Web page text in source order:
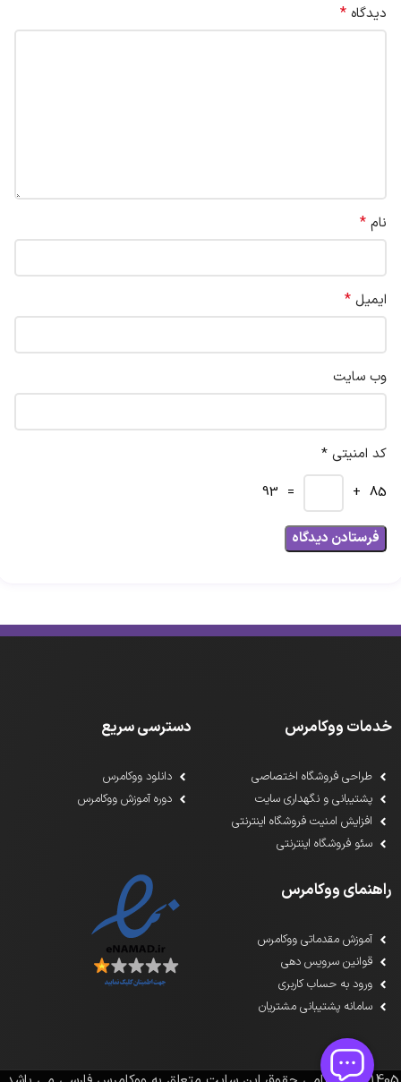
دیدگاه *
نام *
ایمیل *
وب‌ سایت
کد امنیتی *
85 +
= 93
خدمات ووکامرس
طراحی فروشگاه اختصاصی
پشتیبانی و نگهداری سایت
افزایش امنیت فروشگاه اینترنتی
سئو فروشگاه اینترنتی
دسترسی سریع
دانلود ووکامرس
دوره آموزش ووکامرس
راهنمای ووکامرس
آموزش مقدماتی ووکامرس
قوانین سرویس دهی
ورود به حساب کاربری
سامانه پشتیبانی مشتریان